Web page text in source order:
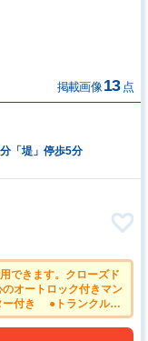
掲載画像 13 点
「堤」停歩5分
できます。クローズド
オートロック付きマン
ー付き ●トランクルー
案内も可能です。まず